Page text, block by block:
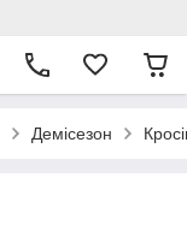
Демісезон